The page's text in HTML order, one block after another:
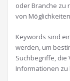
oder Branche zu
von
Keywords sind
werden, um
Suchbegriffe, die
Informationen zu